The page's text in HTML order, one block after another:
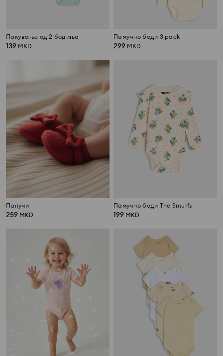
Пакување од 2 бодиња
139 MKD
Памучно боди 3 pack
299 MKD
Папучи
259 MKD
Памучно боди The Smurfs
199 MKD